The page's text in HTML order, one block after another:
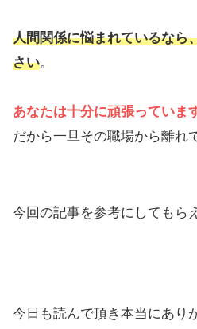
人間関係に悩まれているなら
さい。
あなたは十分に頑張っていま
だから一旦その職場から離れ
今回の記事を参考にしてもら
今日も読んで頂き本当にあり